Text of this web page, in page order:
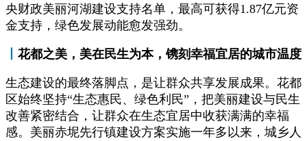
央财政美丽河湖建设支持名单，最高可获得1.87亿元资
金支持，绿色发展动能愈发强劲。
花都之美，美在民生为本，镌刻幸福宜居的城市温度
生态建设的最终落脚点，是让群众共享发展成果。花都
区始终坚持“生态惠民、绿色利民”，把美丽建设与民生
改善紧密结合，让群众在生态宜居中收获满满的幸福
感。美丽赤坭先行镇建设方案实施一年多以来，城乡人